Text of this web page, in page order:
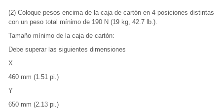
(2) Coloque pesos encima de la caja de cartón en 4 posiciones distintas,
con un peso total mínimo de 190 N (19 kg, 42.7 lb.).
Tamaño mínimo de la caja de cartón:
Debe superar las siguientes dimensiones
X
460 mm (1.51 pi.)
Y
650 mm (2.13 pi.)